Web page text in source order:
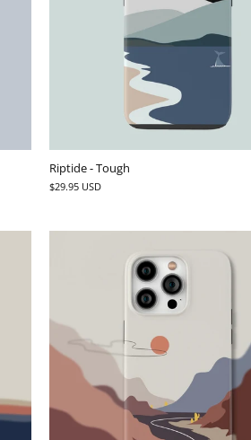
Riptide - Tough
$29.95 USD